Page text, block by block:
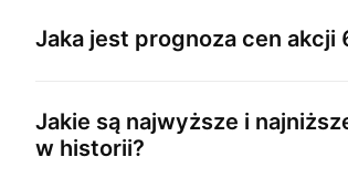
Jaka jest prognoza cen akcji
Jakie są najwyższe i
w historii?